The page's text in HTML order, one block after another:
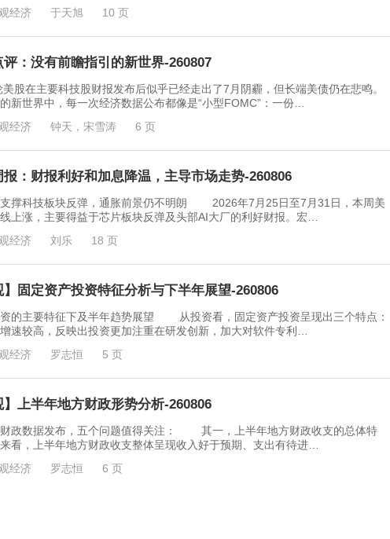
经济 于天旭 10 页
：没有前瞻指引的新世界-260807
主要科技股财报发布后似乎已经走出了7月阴霾，但长端美债仍在悲鸣。
世界中，每一次经济数据公布都像是“小型FOMC”：一份…
经济 钟天，宋雪涛 6 页
：财报利好和加息降温，主导市场走势-260806
科技板块反弹，通胀前景仍不明朗 2026年7月25日至7月31日，本周美
上涨，主要得益于芯片板块反弹及头部AI大厂的利好财报。宏…
经济 刘乐 18 页
固定资产投资特征分析与下半年展望-260806
主要特征下及半年趋势展望 从投资看，固定资产投资呈现出三个特点：
速较高，反映出投资更加注重在研发创新，加大对软件专利…
经济 罗志恒 5 页
上半年地方财政形势分析-260806
数据发布，五个问题值得关注： 其一，上半年地方财政收支的总体特
看，上半年地方财政收支整体呈现收入好于预期、支出有待进…
经济 罗志恒 6 页